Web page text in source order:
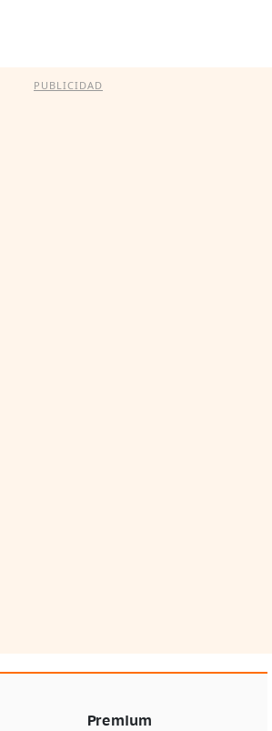
PUBLICIDAD
Premium